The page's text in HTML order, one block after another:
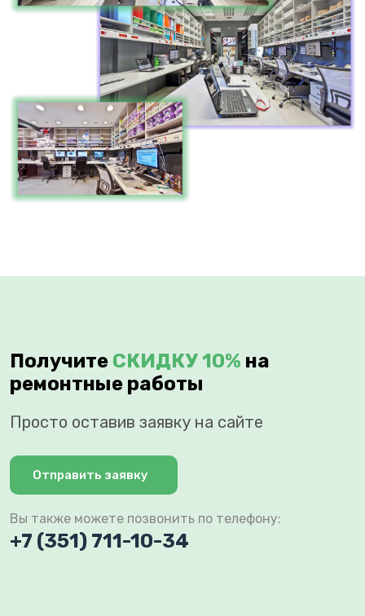
Получите СКИДКУ 10% на
ремонтные работы
Просто оставив заявку на сайте
Отправить заявку
Вы также можете позвонить по телефону:
+7 (351) 711-10-34